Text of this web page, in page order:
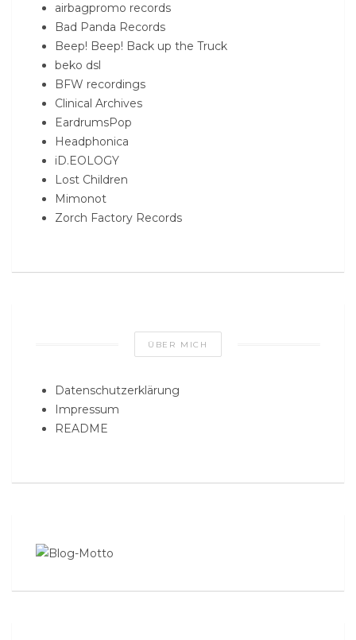
airbagpromo records
Bad Panda Records
Beep! Beep! Back up the Truck
beko dsl
BFW recordings
Clinical Archives
EardrumsPop
Headphonica
iD.EOLOGY
Lost Children
Mimonot
Zorch Factory Records
ÜBER MICH
Datenschutzerklärung
Impressum
README